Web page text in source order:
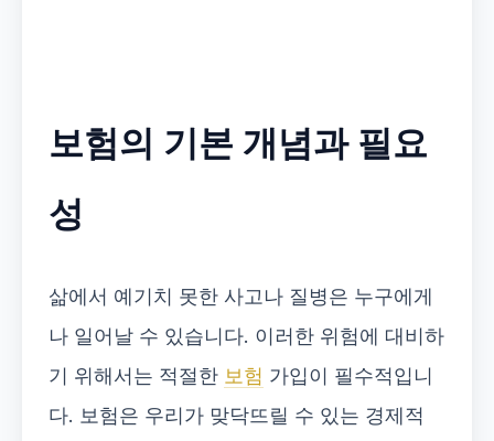
보험의 기본 개념과 필요
성
삶에서 예기치 못한 사고나 질병은 누구에게
나 일어날 수 있습니다. 이러한 위험에 대비하
기 위해서는 적절한 보험 가입이 필수적입니
다. 보험은 우리가 맞닥뜨릴 수 있는 경제적